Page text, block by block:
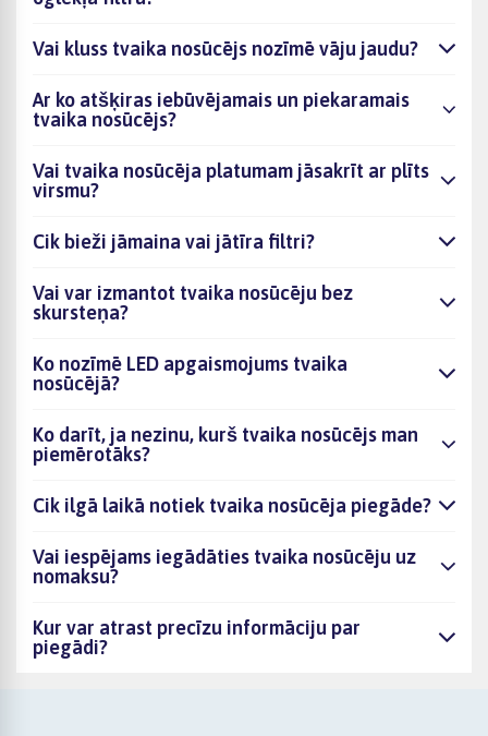
Vai kluss tvaika nosūcējs nozīmē vāju jaudu?
Ar ko atšķiras iebūvējamais un piekaramais
tvaika nosūcējs?
Vai tvaika nosūcēja platumam jāsakrīt ar plīts
virsmu?
Cik bieži jāmaina vai jātīra filtri?
Vai var izmantot tvaika nosūcēju bez
skursteņa?
Ko nozīmē LED apgaismojums tvaika
nosūcējā?
Ko darīt, ja nezinu, kurš tvaika nosūcējs man
piemērotāks?
Cik ilgā laikā notiek tvaika nosūcēja piegāde?
Vai iespējams iegādāties tvaika nosūcēju uz
nomaksu?
Kur var atrast precīzu informāciju par
piegādi?